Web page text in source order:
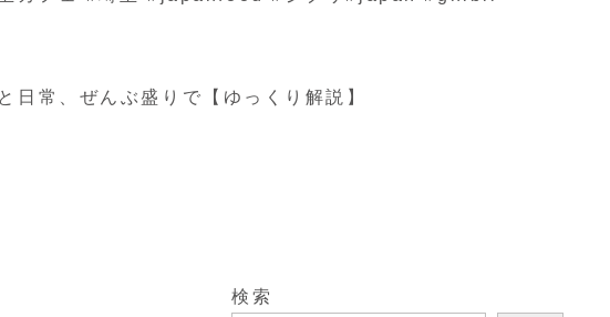
日常、ぜんぶ盛りで【ゆっくり解説】
検索